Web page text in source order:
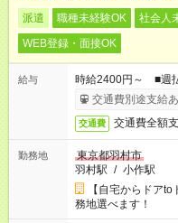
派遣 職種未経験OK 社会人
WEB登録・面接OK
給与
時給2400円～ ■週
交通費別途支給
交通費 交通費全額
勤務地
東京都羽村市
羽村駅 / 小作駅
【自宅からドア
務地選べます！